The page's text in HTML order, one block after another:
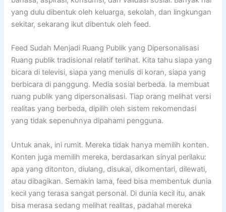
yang dulu dibentuk oleh keluarga, sekolah, dan lingkungan
sekitar, sekarang ikut dibentuk oleh feed.
Feed Sudah Menjadi Ruang Publik yang Dipersonalisasi
Ruang publik tradisional relatif terlihat. Kita tahu siapa yang
bicara di televisi, siapa yang menulis di koran, siapa yang
berbicara di panggung. Media sosial berbeda. Ia membuat
ruang publik yang dipersonalisasi. Tiap orang melihat versi
realitas yang berbeda, dipilih oleh sistem rekomendasi
yang tidak sepenuhnya dipahami pengguna.
Untuk anak, ini rumit. Mereka tidak hanya memilih konten.
Konten juga memilih mereka, berdasarkan sinyal perilaku:
apa yang ditonton, diulang, disukai, dikomentari, dilewati,
atau dibagikan. Semakin lama, feed bisa membentuk dunia
kecil yang terasa sangat personal. Di dunia kecil itu, anak
bisa merasa sedang melihat realitas, padahal mereka